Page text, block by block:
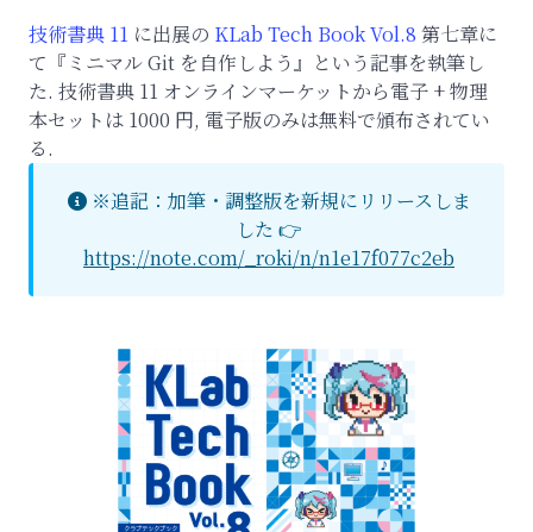
技術書典 11 に出展の KLab Tech Book Vol.8 第七章に
て『ミニマル Git を自作しよう』という記事を執筆し
た. 技術書典 11 オンラインマーケットから電子 + 物理
本セットは 1000 円, 電子版のみは無料で頒布されてい
る.
※追記：加筆・調整版を新規にリリースしま
した 👉
https://note.com/_roki/n/n1e17f077c2eb